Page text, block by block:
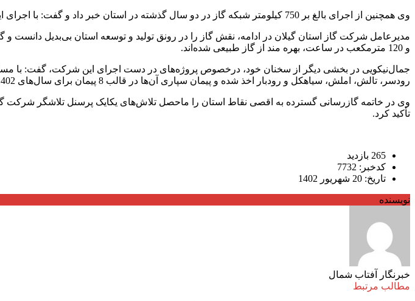
وی همچنین از اجرای بالغ بر 750 کیلومتر شبکه گاز در دو سال گذشته در استان خبر داد و گفت: با اجرای این عملیات عظیم، مجموع طول شبکه گازدار استان به بیش از 22 هزار کیلومتر افزایش یافته است.
و 120 مترمکعب در ساعت، بهره مند از گاز طبیعی شده‌اند.
رودسر، تالش، املش، سیاهکل و رودبار اخذ شده و پیمان سپاری آن‌ها در قالب 8 پیمان برای سال‌های 1402 و 1403 انجام شده یا در حال است.
وی در خاتمه گازرسانی گسترده به اقصی نقاط استان را ماحصل تلاش‌های یکایک پرسنل تلاشگر شرکت
تأکید کرد.
265 بازدید
کدخبر: 7732
تاریخ: 20 شهریور 1402
نویسنده
خبرنگار آفتاب شمال
مطالب مرتبط